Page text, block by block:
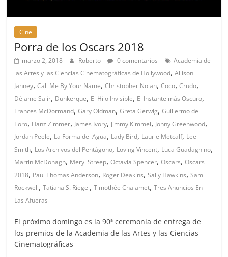
Cine
Porra de los Oscars 2018
marzo 2, 2018 Roberto 0 comentarios
Academia de
las Artes y las Ciencias Cinematográficas de Hollywood,Allison
Janney,Call Me By Your Name,Christopher Nolan,Coco,Crudo,
Déjame Salir, Dunkerque, El Hilo Invisible, El Instante más Oscuro,
Frances McDormand,Gary Oldman,Greta Gerwig,Guillermo del
Toro, Hanz Zimmer, James Ivory, Jimmy Kimmel, Jonny Greenwood,
Jordan Peele, La Forma del Agua, Lady Bird, Laurie Metcalf, Lee
Smith, Los Archivos del Pentágono, Loving Vincent, Luca Guadagnino,
Martin McDonagh, Meryl Streep,Octavia Spencer,Oscars,Oscars
2018, Paul Thomas Anderson, Roger Deakins,Sally Hawkins,Sam
Rockwell,Tatiana S. Riegel,Timothée Chalamet,Tres Anuncios En
Las Afueras
El próximo domingo es la 90ª ceremonia de entrega de
los premios de la Academia de las Artes y las Ciencias
Cinematográficas